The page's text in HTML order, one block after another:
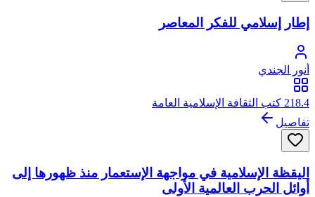
إطار إسلامي للفكر المعاصر
أنور الجندي
218.4 كتب الثقافة الإسلامية العامة
تفاصيل
اليقظة الإسلامية في مواجهة الإستعمار منذ ظهورها إلى
أوائل الحرب العالمية الأولى